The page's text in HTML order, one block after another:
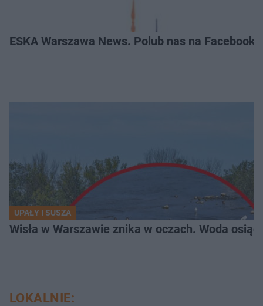
ESKA Warszawa News. Polub nas na
UPAŁY I SUSZA
Wisła w Warszawie znika w oczach. Woda
LOKALNIE: